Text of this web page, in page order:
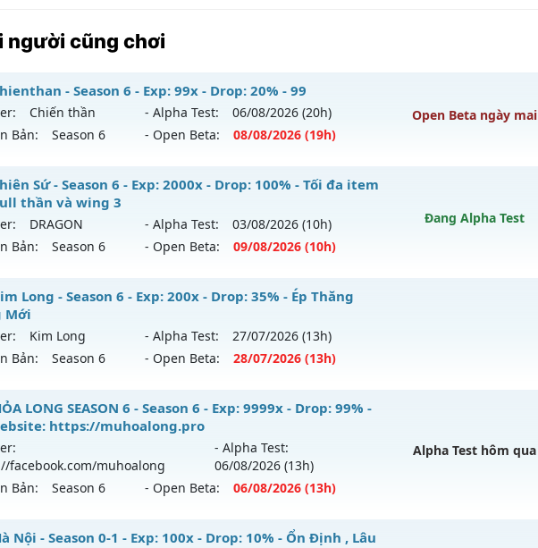
người cũng chơi
- Season 6 - Exp: 99x - Drop: 20% - 99
Chiến thần - Alpha Test: 06/08/2026 (20h)
Bản:
Season 6 - Open Beta: 08/08/2026 (19h)
Open Beta ngày mai
chienthan - 99
mới ra tháng 08 2026 - Mở máy chủChiến thần vào 19h ngày 08/08/2626
99x - Drop: 20%
loại: Mu Nguyên bản Webzen
Anti 8x
Sứ - Season 6 - Exp: 2000x - Drop: 100% - Tối đa item
thần và wing 3
DRAGON - Alpha Test: 03/08/2026 (10h)
Bản:
Season 6 - Open Beta: 09/08/2026 (10h)
Đang Alpha Test
Thiên Sứ - Tối đa item 380 full thần và wing 3
mới ra tháng 08 2026 - Mở máy chủDRAGONvào 10h ngày 09/08/2626
2000x - Drop: 100%
loại: Mu Nguyên bản Webzen
sharkguard
Long - Season 6 - Exp: 200x - Drop: 35% - Ép Thăng
Mới
Kim Long - Alpha Test: 27/07/2026 (13h)
Bản:
Season 6 - Open Beta: 28/07/2026 (13h)
Kim Long - Ép Thăng Hạng Mới
mới ra tháng 07 2026 - Mở máy chủ
Kim Long
vào 13h ngày 28/07/2626
200x - Drop: 35%
loại: Mu Custom thêm đồ mới
LONG SEASON 6 - Season 6 - Exp: 9999x - Drop: 99% -
https://muhoalong.pro
facebook.com/muhoalong
- Alpha Test:
06/08/2026 (13h)
Bản:
Season 6 - Open Beta: 06/08/2026 (13h)
Alpha Test hôm qua
LONG SEASON 6 - 🌐 Website: https://muhoalong.pro
Nội - Season 0-1 - Exp: 100x - Drop: 10% - Ổn Định , Lâu